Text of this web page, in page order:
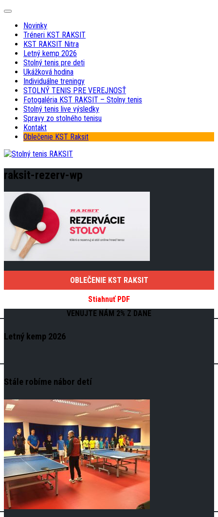
Skip
content
Expand
Novinky
Tréneri KST RAKSIT
KST RAKSIT Nitra
Letný kemp 2026
Stolný tenis pre deti
Ukážková hodina
Individuálne treningy
STOLNÝ TENIS PRE VEREJNOSŤ
Fotogaléria KST RAKSIT – Stolny tenis
Stolný tenis live výsledky
Spravy zo stolného tenisu
Kontakt
Oblečenie KST Raksit
raksit-rezerv-wp
OBLEČENIE KST RAKSIT
Stiahnuť PDF
VENUJTE NÁM 2% Z DANE
Letný kemp 2026
Stále robíme nábor detí